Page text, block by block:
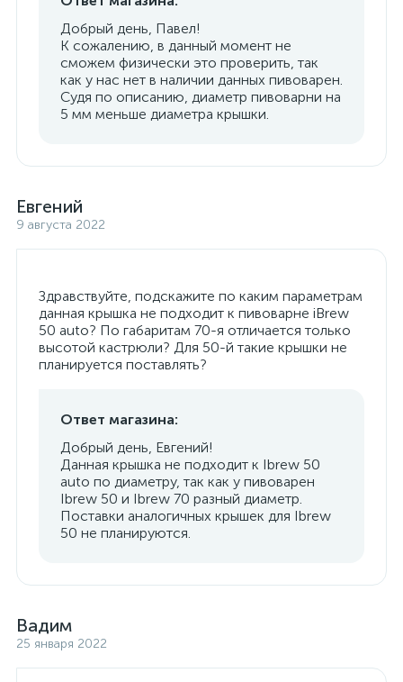
Добрый день, Павел!
К сожалению, в данный момент не
сможем физически это проверить, так
как у нас нет в наличии данных пивоварен.
Судя по описанию, диаметр пивоварни на
5 мм меньше диаметра крышки.
Евгений
9 августа 2022
Здравствуйте, подскажите по каким параметрам
данная крышка не подходит к пивоварне iBrew
50 auto? По габаритам 70-я отличается только
высотой кастрюли? Для 50-й такие крышки не
планируется поставлять?
Ответ магазина:
Добрый день, Евгений!
Данная крышка не подходит к Ibrew 50
auto по диаметру, так как у пивоварен
Ibrew 50 и Ibrew 70 разный диаметр.
Поставки аналогичных крышек для Ibrew
50 не планируются.
Вадим
25 января 2022